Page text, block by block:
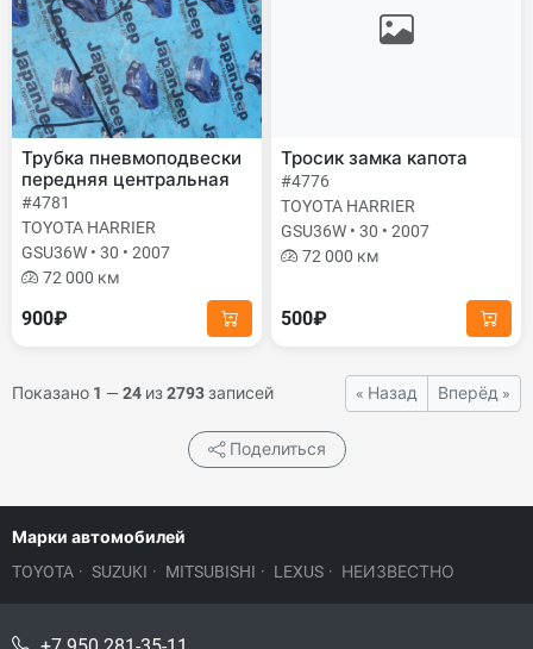
Трубка пневмоподвески
передняя центральная
#4781
TOYOTA HARRIER
GSU36W • 30 • 2007
72 000 км
900₽
Тросик замка капота
#4776
TOYOTA HARRIER
GSU36W • 30 • 2007
72 000 км
500₽
Показано 1 — 24 из2793записей « Назад Вперёд »
Поделиться
Марки автомобилей
TOYOTA · SUZUKI · MITSUBISHI · LEXUS · НЕИЗВЕСТНО